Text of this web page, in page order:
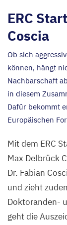
ERC
Coscia
Ob sich
können, hängt
Nachbarschaft
in diesem
Dafür bekommt
Europäischen
Mit dem ERC
Max Delbrück
Dr. Fabian
und zieht
Doktoranden-
geht die